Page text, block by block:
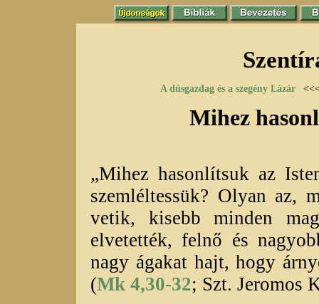
A dúsgazdag és a szegény Lázár
Mihez
„Mihez hasonlítsuk az
szemléltessük? Olyan az,
vetik, kisebb minden
elvetették, felnő és
nagy ágakat hajt, hogy
(Mk 4,30-32; Szt. Jeromos